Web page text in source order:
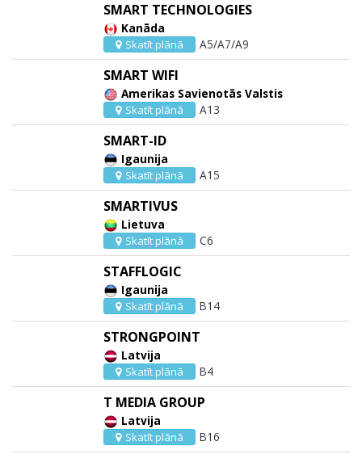
SMART TECHNOLOGIES
Kanāda
Skatīt plānā A5/A7/A9
SMART WIFI
Amerikas Savienotās Valstis
Skatīt plānā A13
SMART-ID
Igaunija
Skatīt plānā A15
SMARTIVUS
Lietuva
Skatīt plānā C6
STAFFLOGIC
Igaunija
Skatīt plānā B14
STRONGPOINT
Latvija
Skatīt plānā B4
T MEDIA GROUP
Latvija
Skatīt plānā B16